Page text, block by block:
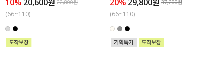
10% 20,600원 22,800원
(66~110)
20% 29,800원 37,200원
(66~110)